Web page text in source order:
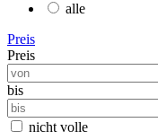
alle
Preis
Preis
bis
nicht volle